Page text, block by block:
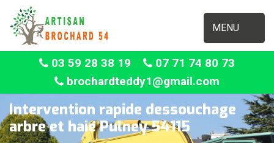
MENU
03 59 28 38 19
07 71 74 80 73
brochardteddy1@gmail.com
Intervention rapide dessouchage
arbre et haie Pulney 54115